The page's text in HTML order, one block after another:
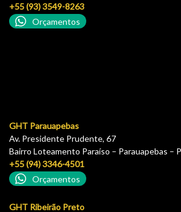
+55 (93) 3549-8263
Orçamentos
GHT Parauapebas
Av. Presidente Prudente, 67
Bairro Loteamento Paraíso – Parauapebas –
+55 (94) 3346-4501
Orçamentos
GHT Ribeirão Preto